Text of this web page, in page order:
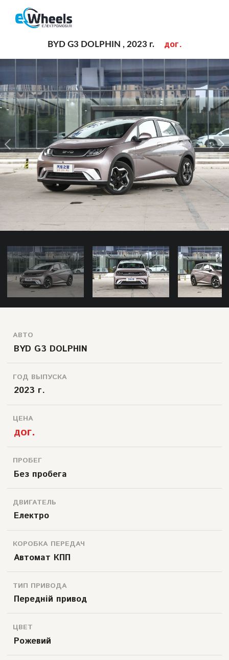
BYD G3 DOLPHIN , 2023 г. дог.
АВТО
BYD G3 DOLPHIN
ГОД ВЫПУСКА
2023 г.
ЦЕНА
дог.
ПРОБЕГ
Без пробега
ДВИГАТЕЛЬ
Електро
КОРОБКА ПЕРЕДАЧ
Автомат КПП
ТИП ПРИВОДА
Передній привод
ЦВЕТ
Рожевий